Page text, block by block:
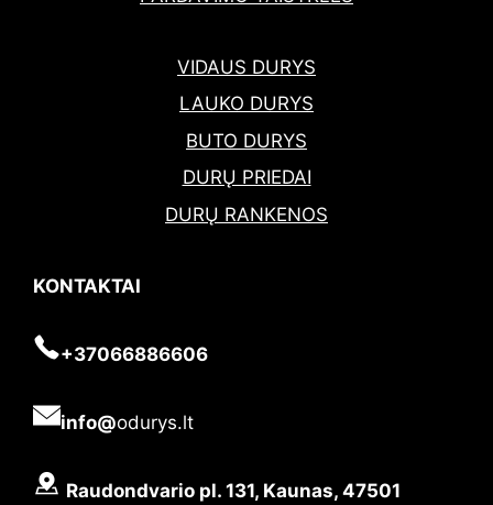
VIDAUS DURYS
LAUKO DURYS
BUTO DURYS
DURŲ PRIEDAI
DURŲ RANKENOS
KONTAKTAI
+37066886606
info@odurys.lt
Raudondvario pl. 131, Kaunas, 47501